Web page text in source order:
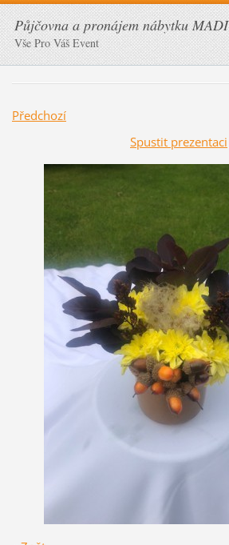
Půjčovna a pronájem nábytku MADI
Vše Pro Váš Event
Předchozí
Spustit prezentaci